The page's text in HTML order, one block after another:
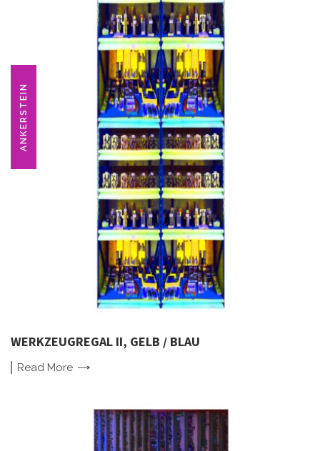
ANKERSTEIN
WERKZEUGREGAL II, GELB / BLAU
Read More